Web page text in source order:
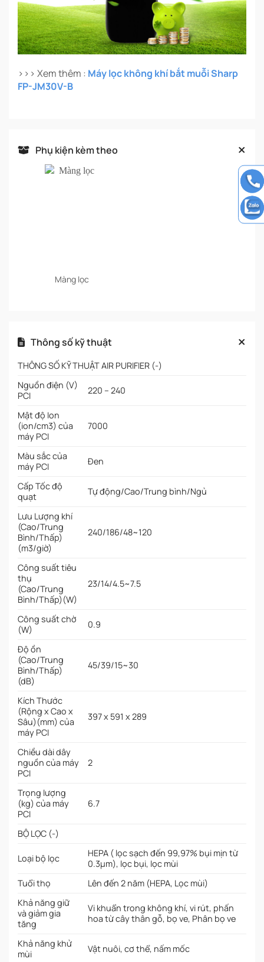
>>> Xem thêm : Máy lọc không khí bắt muỗi Sharp
FP-JM30V-B
Phụ kiện kèm theo
Màng lọc
Thông số kỹ thuật
THÔNG SỐ KỸ THUẬT AIR PURIFIER (-)
Nguồn điện (V)
PCI
220 – 240
Mật độ Ion
(ion/cm3) của
máy PCI
7000
Màu sắc của
máy PCI
Đen
Cấp Tốc độ
quạt
Tự động/Cao/Trung bình/Ngủ
Lưu Lượng khí
(Cao/Trung
Bình/Thấp)
(m3/giờ)
240/186/48~120
Công suất tiêu
thụ
(Cao/Trung
Bình/Thấp)(W)
23/14/4.5~7.5
Công suất chờ
(W)
0.9
Độ ồn
(Cao/Trung
Bình/Thấp)
(dB)
45/39/15~30
Kích Thước
(Rộng x Cao x
Sâu)(mm) của
máy PCI
397 x 591 x 289
Chiều dài dây
nguồn của máy
PCI
2
Trọng lượng
(kg) của máy
PCI
6.7
BỘ LỌC (-)
Loại bộ lọc
HEPA ( lọc sạch đến 99,97% bụi mịn từ
0.3µm), lọc bụi, lọc mùi
Tuổi thọ
Lên đến 2 năm (HEPA, Lọc mùi)
Khả năng giữ
và giảm gia
tăng
Vi khuẩn trong không khí, vi rút, phấn
hoa từ cây thân gỗ, bọ ve, Phân bọ ve
Khả năng khử
mùi
Vật nuôi, cơ thể, nấm mốc